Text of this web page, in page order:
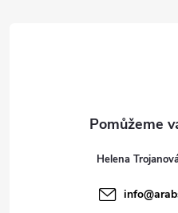
Helena
info@